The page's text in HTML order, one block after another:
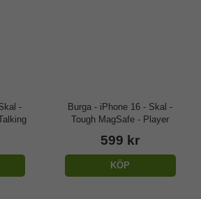
-
Burga - iPhone 16 - Skal -
Tough MagSafe - Player
599 kr
KÖP